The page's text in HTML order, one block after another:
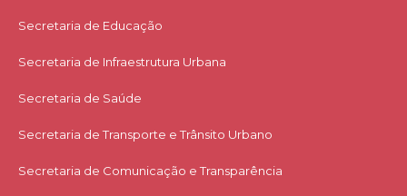
Secretaria de Educação
Secretaria de Infraestrutura Urbana
Secretaria de Saúde
Secretaria de Transporte e Trânsito Urbano
Secretaria de Comunicação e Transparência